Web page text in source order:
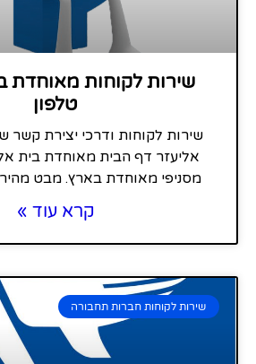
שירות לקוחות מאוחדת
טלפון
שירות לקוחות ודרכי יצירת
אליעזר דף הבית מאוחדת בית
מסניפי מאוחדת בארץ. מבט מהיר
קרא עוד »
שירות לקוחות חברות תחבורה